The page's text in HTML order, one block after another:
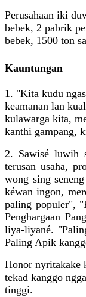
Perusahaan iki
bebek, 2 pabrik
bebek, 1500 ton
Kauntungan
1. "Kita kudu
keamanan lan
kulawarga kita,
kanthi gampang,
2. Sawisé luwih
terusan usaha,
wong sing
kéwan ingon,
paling populer",
Penghargaan
liya-liyané.
Paling Apik
Honor nyritakake
tekad kanggo
tinggi.